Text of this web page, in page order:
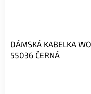
DÁMSKÁ KABELKA
55036 ČERNÁ